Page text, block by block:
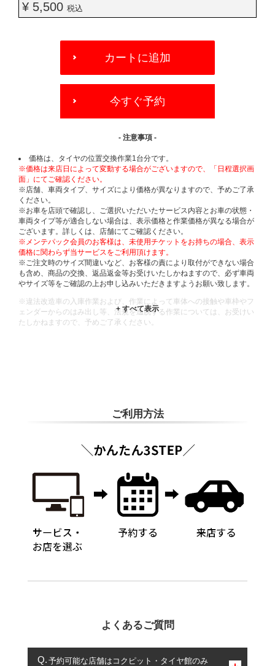
¥ 5,500 税込
OPTIONS
カートに追加
今すぐ予約
- 注意事項 -
価格は、タイヤの位置交換作業1台分です。
※価格は来店日によって変動する場合がございますので、「日程選択画
面」にてご確認ください。
※店舗、車両タイプ、サイズにより価格が異なりますので、予めご了承
ください。
※お車を店頭で確認し、ご選択いただいたサービス内容とお車の状態・
車両タイプ等が適合しない場合は、表示価格と作業価格が異なる場合が
ございます。詳しくは、店舗にてご確認ください。
※メンテパック会員のお客様は、未使用チケットをお持ちの場合、表示
価格に関わらず当サービスをご利用頂けます。
※ご注文時のサイズ間違いなど、お客様の責により取付ができない場合
も含め、商品の交換、返品返金等お受けいたしかねますので、必ず車両
やサイズ等をご確認の上お申し込みいただきますようお願い致します。
※違法改造車の入庫作業および、作業によって車体への接触や車枠やフ
ェンダーからのはみ出し等、法規を逸脱する作業については、お受けい
たしかねますので、予めご了承ください。
ご利用方法
よくあるご質問
予約可能な店舗はコクピット・タイヤ館のみ